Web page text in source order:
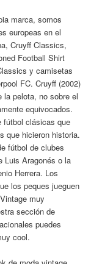
marca, somos
europeas en el
Cruyff Classics,
Football Shirt
y camisetas
FC. Cruyff (2002)
la pelota, no sobre el
equivocados.
fútbol clásicas que
que hicieron historia.
fútbol de clubes
Luis Aragonés o la
Herrera. Los
los peques jueguen
muy
sección de
puedes
cool.